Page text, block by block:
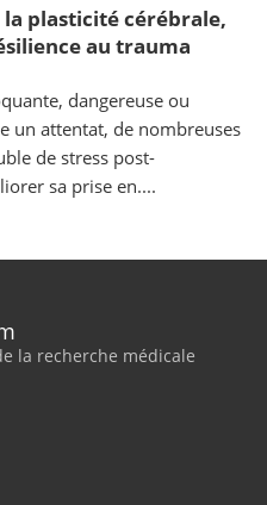
plasticité cérébrale,
au trauma
dangereuse ou
un attentat, de nombreuses
de stress post-
sa prise en....
la recherche médicale